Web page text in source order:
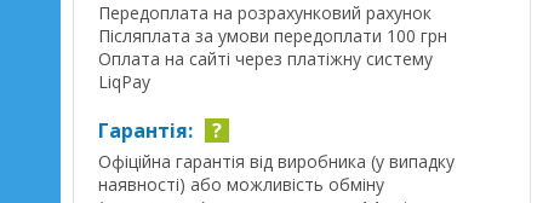
Передоплата на розрахунковий рахунок
Післяплата за умови передоплати 100 грн
Оплата на сайті через платіжну систему
LiqPay
Гарантія: ?
Офіційна гарантія від виробника (у випадку
наявності) або можливість обміну